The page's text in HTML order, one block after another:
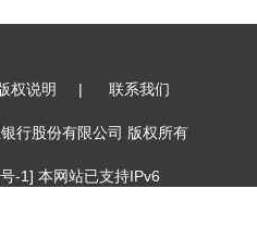
权说明 | 联系我们
行股份有限公司 版权所有
-1] 本网站已支持IPv6